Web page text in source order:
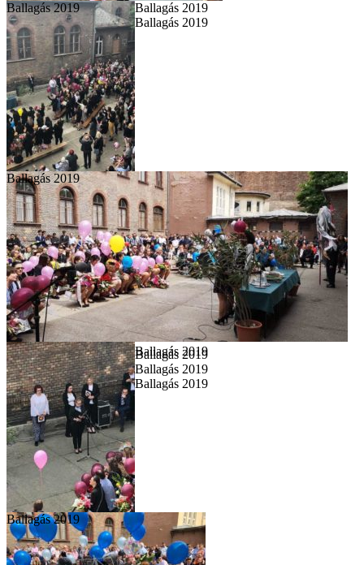
Ballagás 2019
Ballagás 2019
Ballagás 2019
Ballagás 2019
Ballagás 2019
Ballagás 2019
Ballagás 2019
Ballagás 2019
Ballagás 2019